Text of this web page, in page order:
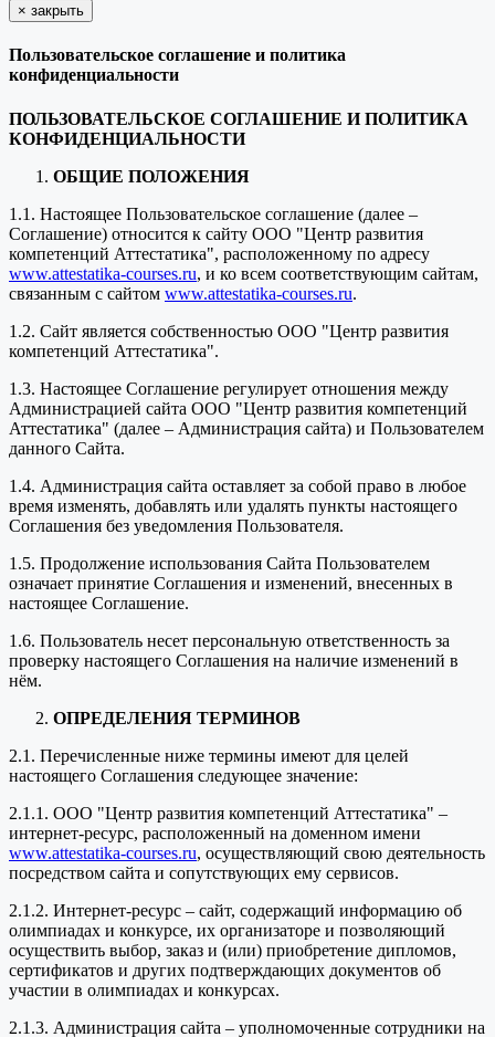
× закрыть
Пользовательское соглашение и политика
конфиденциальности
ПОЛЬЗОВАТЕЛЬСКОЕ СОГЛАШЕНИЕ И ПОЛИТИКА
КОНФИДЕНЦИАЛЬНОСТИ
ОБЩИЕ ПОЛОЖЕНИЯ
1.1. Настоящее Пользовательское соглашение (далее –
Соглашение) относится к сайту ООО "Центр развития
компетенций Аттестатика", расположенному по адресу
www.attestatika-courses.ru, и ко всем соответствующим сайтам,
связанным с сайтом www.attestatika-courses.ru.
1.2. Сайт является собственностью ООО "Центр развития
компетенций Аттестатика".
1.3. Настоящее Соглашение регулирует отношения между
Администрацией сайта ООО "Центр развития компетенций
Аттестатика" (далее – Администрация сайта) и Пользователем
данного Сайта.
1.4. Администрация сайта оставляет за собой право в любое
время изменять, добавлять или удалять пункты настоящего
Соглашения без уведомления Пользователя.
1.5. Продолжение использования Сайта Пользователем
означает принятие Соглашения и изменений, внесенных в
настоящее Соглашение.
1.6. Пользователь несет персональную ответственность за
проверку настоящего Соглашения на наличие изменений в
нём.
ОПРЕДЕЛЕНИЯ ТЕРМИНОВ
2.1. Перечисленные ниже термины имеют для целей
настоящего Соглашения следующее значение:
2.1.1. ООО "Центр развития компетенций Аттестатика" –
интернет-ресурс, расположенный на доменном имени
www.attestatika-courses.ru, осуществляющий свою деятельность
посредством сайта и сопутствующих ему сервисов.
2.1.2. Интернет-ресурс – сайт, содержащий информацию об
олимпиадах и конкурсе, их организаторе и позволяющий
осуществить выбор, заказ и (или) приобретение дипломов,
сертификатов и других подтверждающих документов об
участии в олимпиадах и конкурсах.
2.1.3. Администрация сайта – уполномоченные сотрудники на